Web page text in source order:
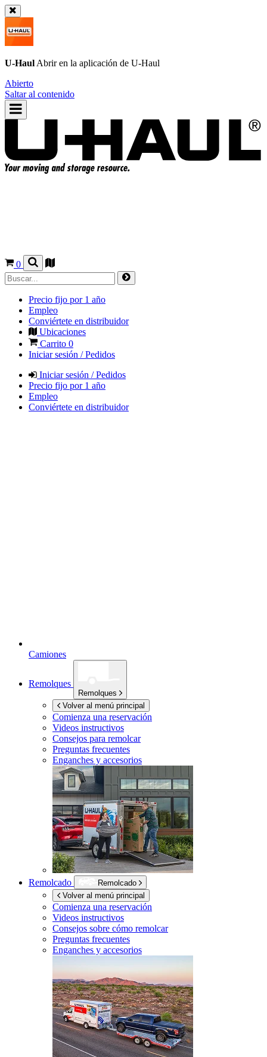
U-Haul Abrir en la aplicación de U-Haul
Abierto
Saltar al contenido
0
Precio fijo por 1 año
Empleo
Conviértete en distribuidor
Ubicaciones
Carrito 0
Iniciar sesión / Pedidos
Iniciar sesión / Pedidos
Precio fijo por 1 año
Empleo
Conviértete en distribuidor
Camiones
Remolques
Remolques
Volver al menú principal
Comienza una reservación
Videos instructivos
Consejos para remolcar
Preguntas frecuentes
Enganches y accesorios
Remolcado
Remolcado
Volver al menú principal
Comienza una reservación
Videos instructivos
Consejos sobre cómo remolcar
Preguntas frecuentes
Enganches y accesorios